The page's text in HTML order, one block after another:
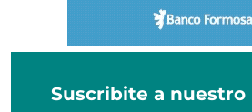
Suscribite a